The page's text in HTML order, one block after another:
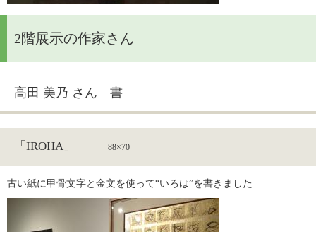
2階展示の作家さん
高田 美乃 さん 書
「IROHA」 88×70
古い紙に甲骨文字と金文を使って“いろは”を書きました